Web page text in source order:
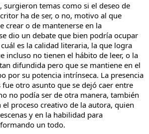
surgieron temas como si el deseo de
ha de ser, o no, motivo al que
crear o de mantenerse en la
dio un debate que bien podría ocupar
es la calidad literaria, la que logra
incluso no tienen el hábito de leer, o la
difundida pero que se mantiene en el
por su potencia intrínseca. La presencia
fue otro asunto que se dejó caer entre
no podía ser de otra manera, también
proceso creativo de la autora, quien
y en la habilidad para
un todo.